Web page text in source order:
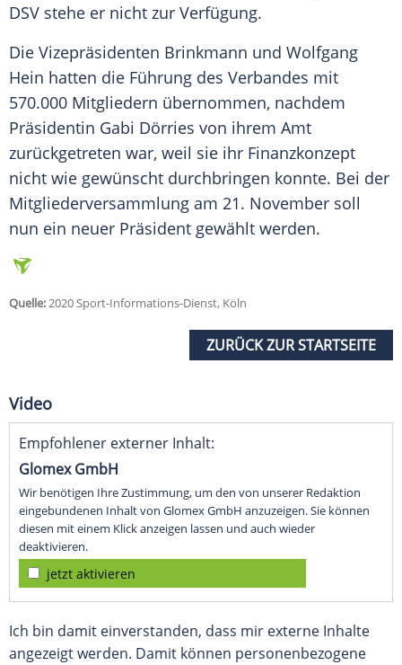
DSV stehe er nicht zur Verfügung.
Die Vizepräsidenten Brinkmann und Wolfgang
Hein hatten die Führung des Verbandes mit
570.000 Mitgliedern übernommen, nachdem
Präsidentin Gabi Dörries von ihrem Amt
zurückgetreten war, weil sie ihr Finanzkonzept
nicht wie gewünscht durchbringen konnte. Bei der
Mitgliederversammlung am 21. November soll
nun ein neuer Präsident gewählt werden.
Quelle:2020 Sport-Informations-Dienst, Köln
ZURÜCK ZUR STARTSEITE
Video
Empfohlener externer Inhalt:
Glomex GmbH
Wir benötigen Ihre Zustimmung, um den von unserer Redaktion
eingebundenen Inhalt von Glomex GmbH anzuzeigen. Sie können
diesen mit einem Klick anzeigen lassen und auch wieder
deaktivieren.
jetzt aktivieren
Ich bin damit einverstanden, dass mir externe Inhalte
angezeigt werden. Damit können personenbezogene